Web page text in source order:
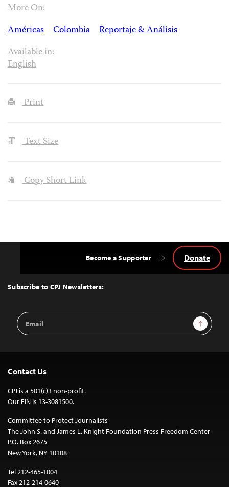
More On:
Américas
Colombia
Reportaje & Análisis
Available in:
English
Print
Text Size
Copy Short Link
Top
Subscribe to CPJ Newsletters:
Email
Address
Sign Up
Become a Supporter Donate
Contact Us
CPJ is a 501(c)3 non-profit.
Our EIN is 13-3081500.
Committee to Protect Journalists
The John S. and James L. Knight Foundation Press Freedom Center
P.O. Box 2675
New York, NY 10108
Tel 212-465-1004
Fax 212-214-0640